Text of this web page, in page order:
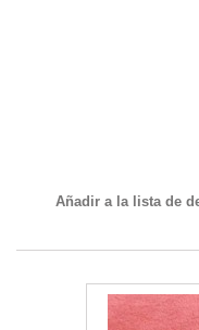
Añadir a la lista de